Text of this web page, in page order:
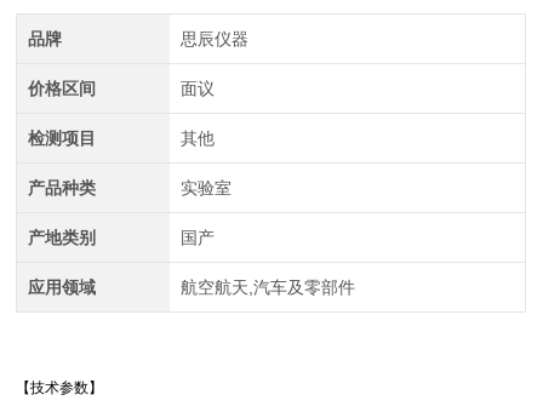
品牌 思辰仪器
价格区间 面议
检测项目 其他
产品种类 实验室
产地类别 国产
应用领域 航空航天,汽车及零部件
【技术参数】